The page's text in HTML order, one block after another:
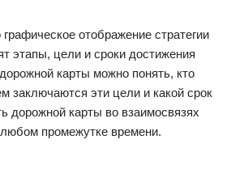
отображение стратегии
этапы, цели и сроки достижения
карты можно понять, кто
заключаются эти цели и какой срок
дорожной карты во взаимосвязях
промежутке времени.